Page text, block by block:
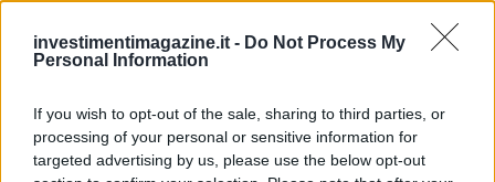
investimentimagazine.it - Do Not Process My
Personal Information
If you wish to opt-out of the sale, sharing to third parties, or
processing of your personal or sensitive information for
targeted advertising by us, please use the below opt-out